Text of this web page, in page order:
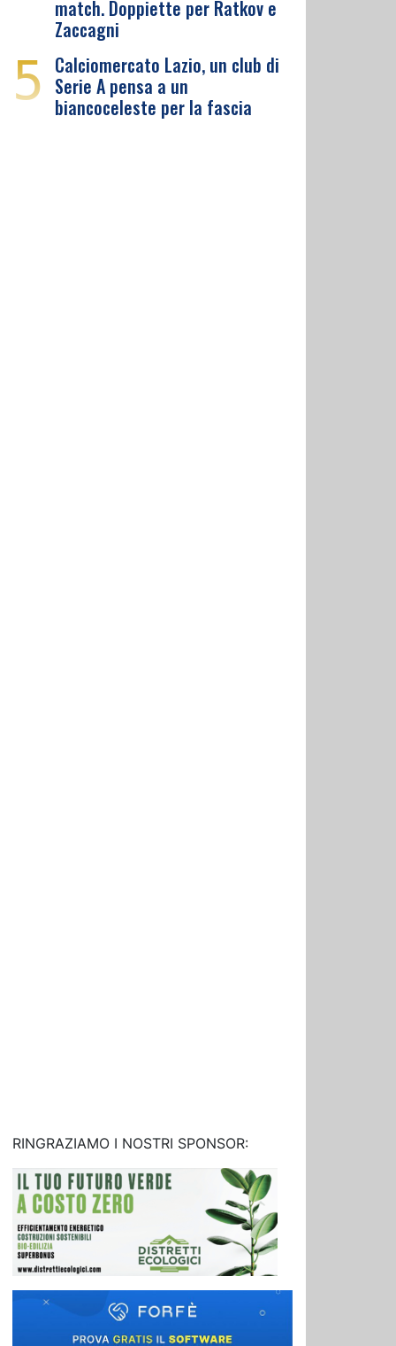
match. Doppiette per Ratkov e
Zaccagni
5 Calciomercato Lazio, un club di
Serie A pensa a un
biancoceleste per la fascia
RINGRAZIAMO I NOSTRI SPONSOR: